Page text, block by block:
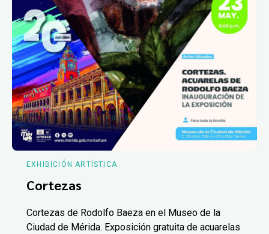
EXHIBICIÓN ARTÍSTICA
Cortezas
Cortezas de Rodolfo Baeza en el Museo de la
Ciudad de Mérida. Exposición gratuita de acuarelas